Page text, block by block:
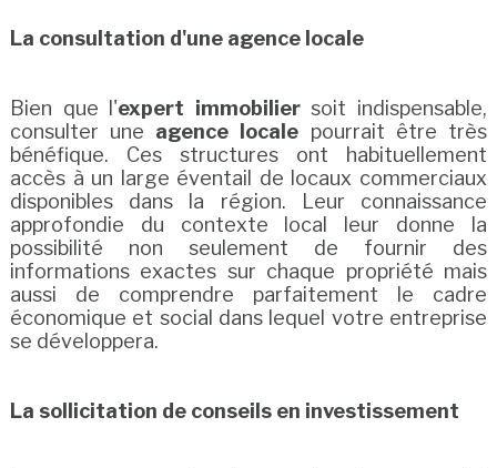
La consultation d'une agence locale
Bien que l'expert immobiliersoit indispensable,
consulter une agence locale pourrait être très
bénéfique. Ces structures ont habituellement
accès à un large éventail de locaux commerciaux
disponibles dans la région. Leur connaissance
approfondie du contexte local leur donne la
possibilité non seulement de fournir des
informations exactes sur chaque propriété mais
aussi de comprendre parfaitement le cadre
économique et social dans lequel votre entreprise
se développera.
La sollicitation de conseils en investissement